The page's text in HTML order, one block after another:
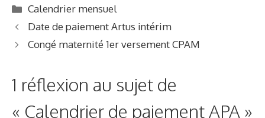
C
a
é
o
i
Calendrier mensuel
Date de paiement Artus intérim
Congé maternité 1er versement CPAM
1 réflexion au sujet de
« Calendrier de paiement APA »